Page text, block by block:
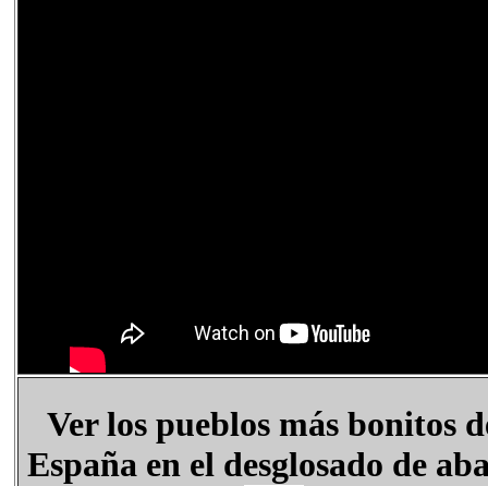
Ver los pueblos más bonitos
España en el desglosado de